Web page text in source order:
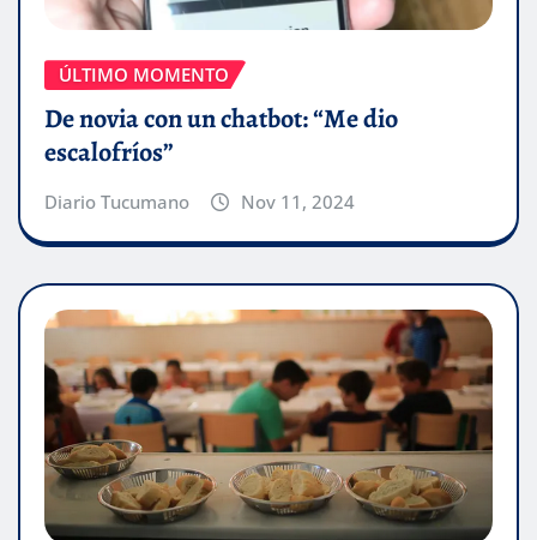
ÚLTIMO MOMENTO
De novia con un chatbot: “Me dio
escalofríos”
Diario Tucumano Nov 11, 2024